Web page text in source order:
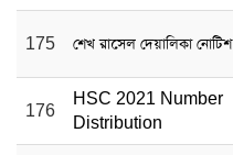
175 শেখ রাসেল দেয়ালিকা নোটিশ
176
HSC 2021 Number
Distribution